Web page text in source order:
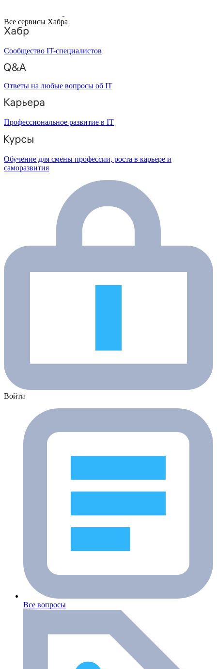
Все сервисы Хабра
Сообщество IT-специалистов
Ответы на любые вопросы об IT
Профессиональное развитие в IT
Обучение для смены профессии, роста в карьере и
саморазвития
Войти
Все вопросы